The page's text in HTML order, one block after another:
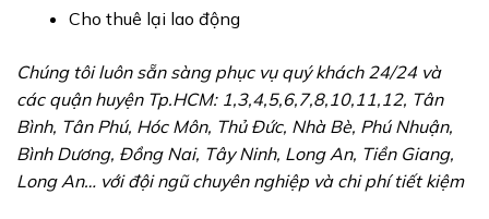
Cho thuê lại lao động
Chúng tôi luôn sẵn sàng phục vụ quý khách 24/24 và
các quận huyện Tp.HCM: 1,3,4,5,6,7,8,10,11,12, Tân
Bình, Tân Phú, Hóc Môn, Thủ Đức, Nhà Bè, Phú Nhuận,
Bình Dương, Đồng Nai, Tây Ninh, Long An, Tiền Giang,
Long An… với đội ngũ chuyên nghiệp và chi phí tiết kiệm